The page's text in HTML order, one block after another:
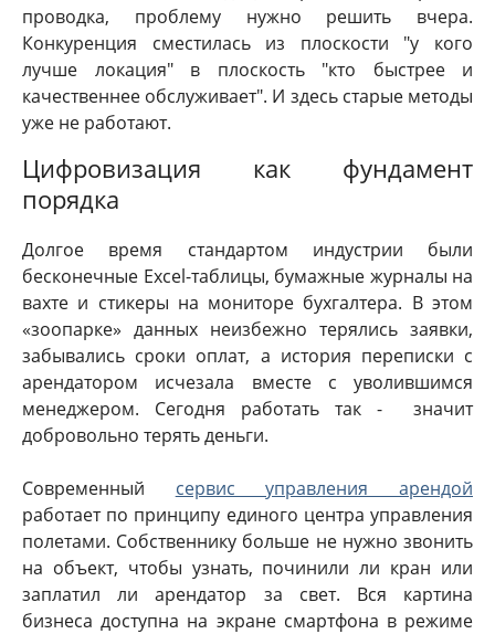
проводка, проблему нужно решить вчера.
Конкуренция сместилась из плоскости "у кого
лучше локация" в плоскость "кто быстрее и
качественнее обслуживает". И здесь старые методы
уже не работают.
Цифровизация как фундамент
порядка
Долгое время стандартом индустрии были
бесконечные Excel-таблицы, бумажные журналы на
вахте и стикеры на мониторе бухгалтера. В этом
«зоопарке» данных неизбежно терялись заявки,
забывались сроки оплат, а история переписки с
арендатором исчезала вместе с уволившимся
менеджером. Сегодня работать так - значит
добровольно терять деньги.
Современный сервис управления арендой
работает по принципу единого центра управления
полетами. Собственнику больше не нужно звонить
на объект, чтобы узнать, починили ли кран или
заплатил ли арендатор за свет. Вся картина
бизнеса доступна на экране смартфона в режиме